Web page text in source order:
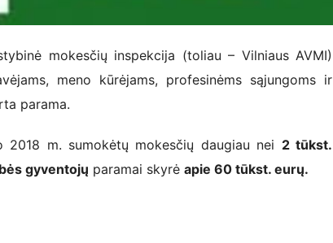
mokesčių inspekcija (toliau – Vilniaus AVMI)
meno kūrėjams, profesinėms sąjungoms ir
parama.
m. sumokėtų mokesčių daugiau nei 2 tūkst.
gyventojų paramai skyrė apie 60 tūkst. eurų.